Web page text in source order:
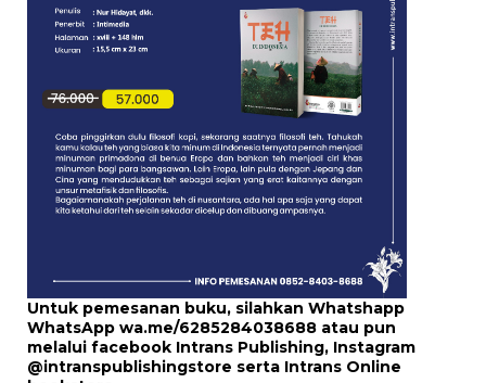
Untuk pemesanan buku, silahkan Whatshapp
WhatsApp wa.me/6285284038688 atau pun
melalui facebook Intrans Publishing, Instagram
@intranspublishingstore serta Intrans Online